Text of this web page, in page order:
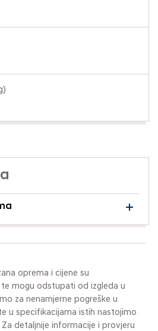
oprema i cijene su
mogu odstupati od izgleda u
za nenamjerne pogreške u
u specifikacijama istih nastojimo
detaljnije informacije i provjeru